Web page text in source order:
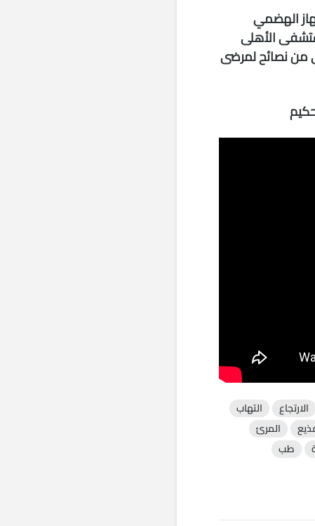
الهضمي
الأهلى
من نصائح لمرضى
الارتجاع
التهاب
المرئ
طب